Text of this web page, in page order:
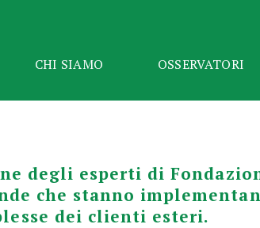
CHI SIAMO OSSERVATORI
degli esperti di
che stanno
dei clienti esteri.